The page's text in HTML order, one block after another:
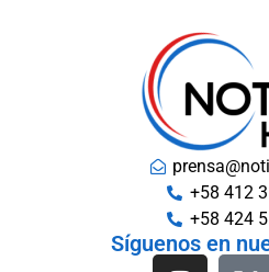
+58 412
+58 424
Síguenos en